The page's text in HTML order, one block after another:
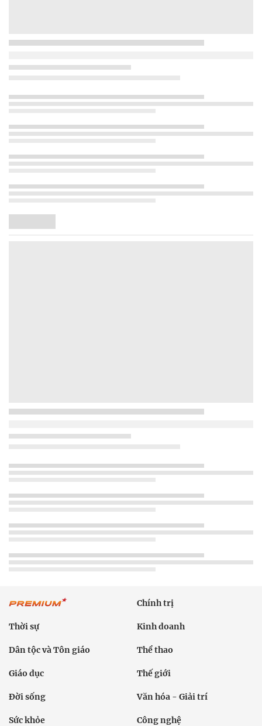
Chính trị
Thời sự Kinh doanh
Dân tộc và Tôn giáo Thể thao
Giáo dục Thế giới
Đời sống Văn hóa - Giải trí
Sức khỏe Công nghệ